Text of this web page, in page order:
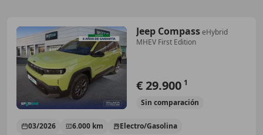
Jeep CompasseHybrid
MHEV First Edition
€ 29.900 1
Sin comparación
03/2026 6.000 km
Electro/Gasolina